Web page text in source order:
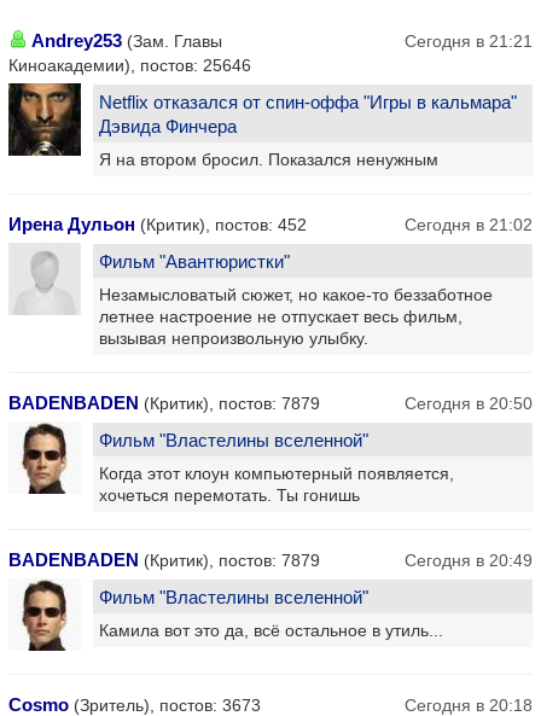
Andrey253 (Зам. Главы
Киноакадемии), постов: 25646
Сегодня в 21:21
Netflix отказался от спин-оффа "Игры в кальмара"
Дэвида Финчера
Я на втором бросил. Показался ненужным
Ирена Дульон (Критик), постов: 452 Сегодня в 21:02
Фильм "Авантюристки"
Незамысловатый сюжет, но какое-то беззаботное
летнее настроение не отпускает весь фильм,
вызывая непроизвольную улыбку.
BADENBADEN (Критик), постов: 7879 Сегодня в 20:50
Фильм "Властелины вселенной"
Когда этот клоун компьютерный появляется,
хочеться перемотать. Ты гонишь
BADENBADEN (Критик), постов: 7879 Сегодня в 20:49
Фильм "Властелины вселенной"
Камила вот это да, всё остальное в утиль...
Cosmo (Зритель), постов: 3673 Сегодня в 20:18